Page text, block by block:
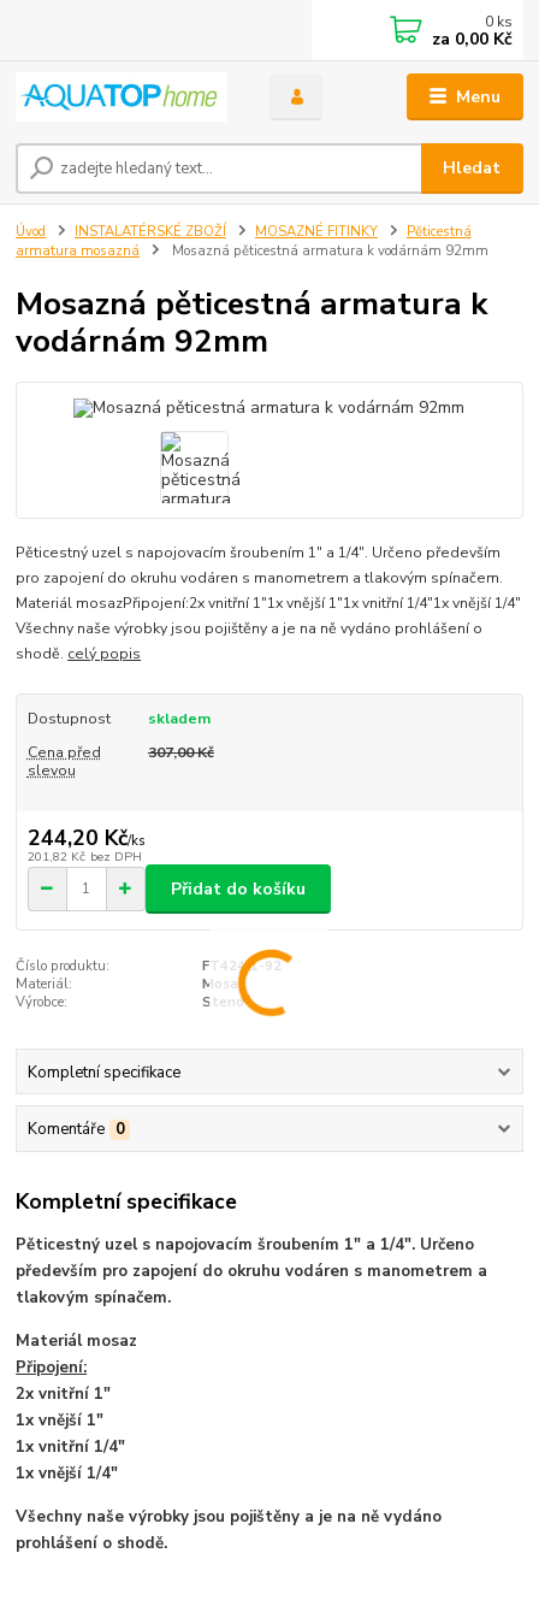
Menu
Hledat
0 ks
za 0,00 Kč
Úvod INSTALATÉRSKÉ ZBOŽÍ MOSAZNÉ FITINKY
Pěticestná
armatura mosazná
Mosazná pěticestná armatura k vodárnám 92mm
Mosazná pěticestná armatura k
vodárnám 92mm
Pěticestný uzel s napojovacím šroubením 1" a 1/4". Určeno především
pro zapojení do okruhu vodáren s manometrem a tlakovým spínačem.
Materiál mosazPřipojení:2x vnitřní 1"1x vnější 1"1x vnitřní 1/4"1x vnější 1/4"
Všechny naše výrobky jsou pojištěny a je na ně vydáno prohlášení o
shodě. celý popis
Dostupnost
skladem
Cena před
slevou
307,00 Kč
244,20 Kč/ks
201,82 Kč bez DPH
Přidat do košíku
Číslo produktu:
FT424/1-92
Materiál:
Mosaz
Výrobce:
Steno
Kompletní specifikace
Komentáře 0
Kompletní specifikace
Pěticestný uzel s napojovacím šroubením 1" a 1/4". Určeno
především pro zapojení do okruhu vodáren s manometrem a
tlakovým spínačem.
Materiál mosaz
Připojení:
2x vnitřní 1"
1x vnější 1"
1x vnitřní 1/4"
1x vnější 1/4"
Všechny naše výrobky jsou pojištěny a je na ně vydáno
prohlášení o shodě.